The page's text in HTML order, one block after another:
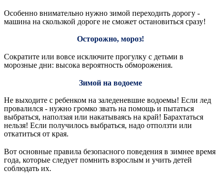
Особенно внимательно нужно зимой переходить дорогу -
машина на скользкой дороге не сможет остановиться сразу!
Осторожно, мороз!
Сократите или вовсе исключите прогулку с детьми в
морозные дни: высока вероятность обморожения.
Зимой на водоеме
Не выходите с ребенком на заледеневшие водоемы! Если лед
провалился - нужно громко звать на помощь и пытаться
выбраться, наползая или накатываясь на край! Барахтаться
нельзя! Если получилось выбраться, надо отползти или
откатиться от края.
Вот основные правила безопасного поведения в зимнее время
года, которые следует помнить взрослым и учить детей
соблюдать их.